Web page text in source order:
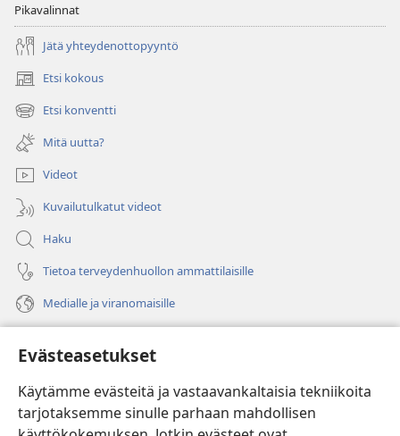
Evästeasetukset
Käytämme evästeitä ja vastaavankaltaisia tekniikoita
tarjotaksemme sinulle parhaan mahdollisen
Pikavalinnat
Jätä yhteydenottopyyntö
Etsi kokous
(avaa
uuden
ikkunan)
Etsi konventti
(avaa
uuden
ikkunan)
Mitä uutta?
Videot
Kuvailutulkatut videot
Haku
Tietoa terveydenhuollon ammattilaisille
Medialle ja viranomaisille
(avaa
uuden
ikkunan)Vartiotornin VERKKOKIRJASTO